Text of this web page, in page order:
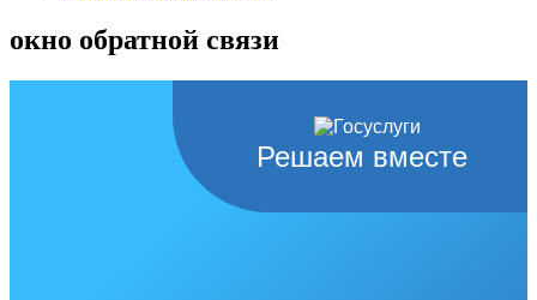
окно обратной связи
Решаем вместе